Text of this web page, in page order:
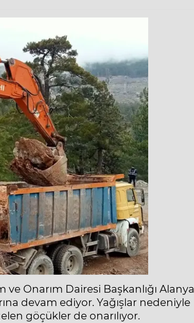
Onarım Dairesi Başkanlığı Alanya
devam ediyor. Yağışlar nedeniyle
göçükler de onarılıyor.